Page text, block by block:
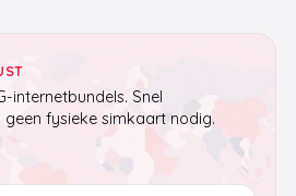
internetbundels. Snel
geen fysieke simkaart nodig.